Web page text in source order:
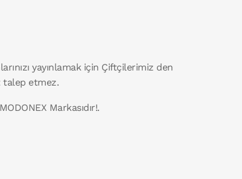
yayınlamak için Çiftçilerimiz den
talep etmez.
Markasıdır!.